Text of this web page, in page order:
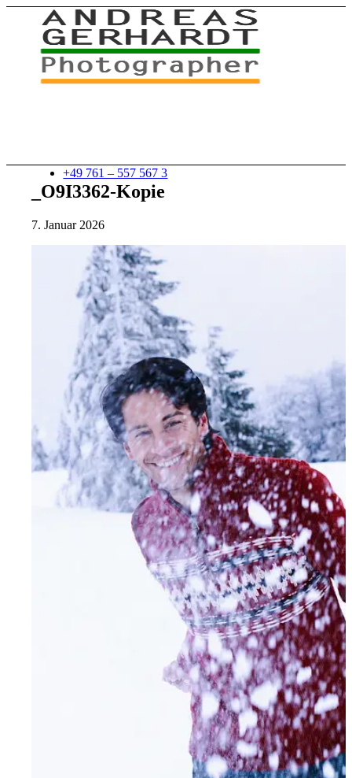
+49 761 – 557 567 3
myStory
Portfolio
People
Lifestyle
_O9I3362-Kopie
7. Januar 2026